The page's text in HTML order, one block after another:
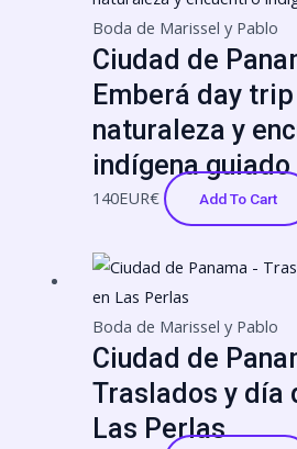
Boda de Marissel y Pablo
Ciudad de
Emberá day
naturaleza y
indígena guiado
140EUR€ Add To Cart
Boda de Marissel y Pablo
Ciudad de
Traslados y día
Las Perlas